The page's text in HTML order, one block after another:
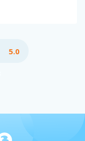
5.0